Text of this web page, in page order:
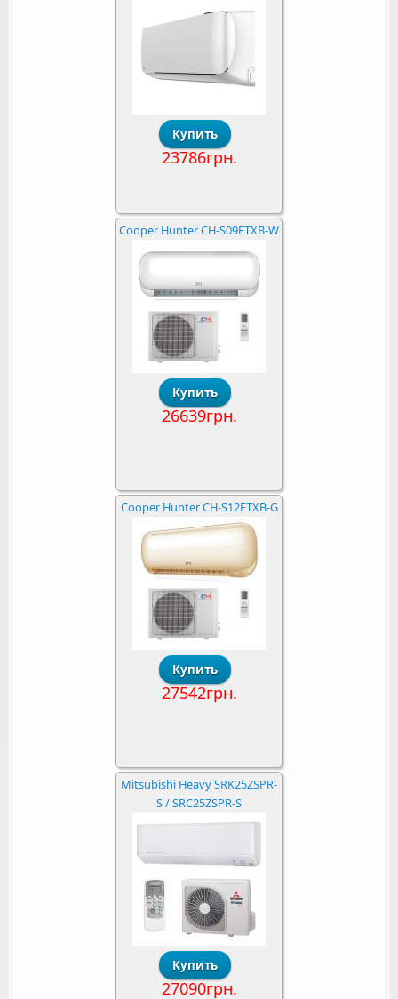
23786грн.
Cooper Hunter CH-S09FTXB-W
26639грн.
Cooper Hunter CH-S12FTXB-G
27542грн.
Mitsubishi Heavy SRK25ZSPR-
S / SRC25ZSPR-S
27090грн.